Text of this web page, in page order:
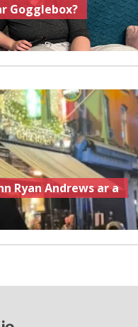
Gogglebox?
Ryan Andrews ar a